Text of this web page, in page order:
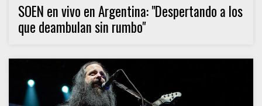
SOEN en vivo en Argentina: "Despertando a los
que deambulan sin rumbo"